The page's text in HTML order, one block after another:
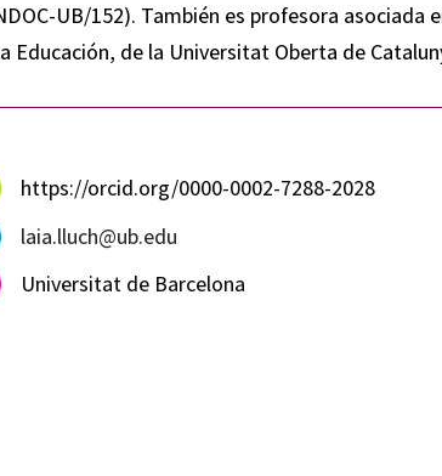
UB/152). También es profesora asociada
Educación, de la Universitat Oberta de
https://orcid.org/0000-0002-7288-2028
laia.lluch@ub.edu
Universitat de Barcelona